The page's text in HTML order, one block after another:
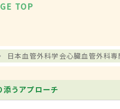
TOP
日本血管外科学会心臓血管外科
添うアプローチ